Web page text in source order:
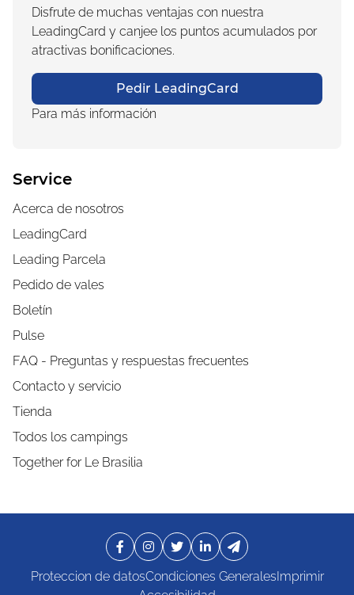
Service
Acerca de nosotros
LeadingCard
Leading Parcela
Pedido de vales
Boletín
Pulse
FAQ - Preguntas y respuestas frecuentes
Contacto y servicio
Tienda
Todos los campings
Together for Le Brasilia
Disfrute de muchas ventajas con nuestra
LeadingCard y canjee los puntos acumulados por
atractivas bonificaciones.
Pedir LeadingCard
Para más información
Proteccion de datosCondiciones GeneralesImprimir